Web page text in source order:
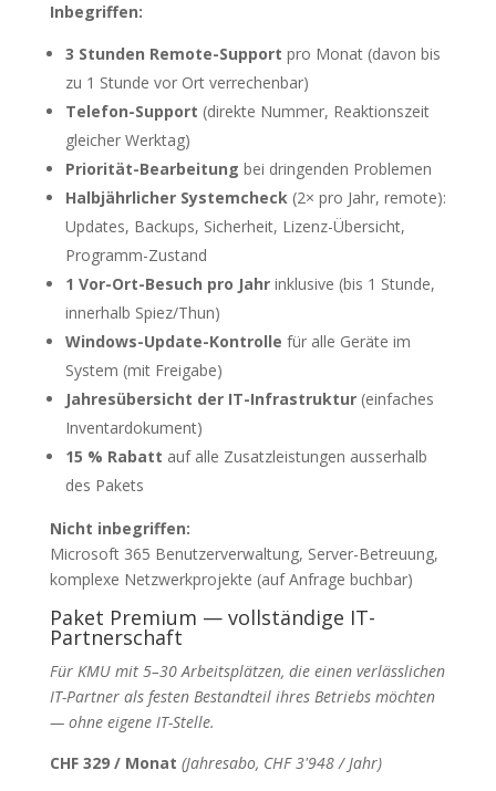
Inbegriffen:
3 Stunden Remote-Support pro Monat (davon bis
zu 1 Stunde vor Ort verrechenbar)
Telefon-Support (direkte Nummer, Reaktionszeit
gleicher Werktag)
Priorität-Bearbeitung bei dringenden Problemen
Halbjährlicher Systemcheck(2× pro Jahr, remote):
Updates, Backups, Sicherheit, Lizenz-Übersicht,
Programm-Zustand
1 Vor-Ort-Besuch pro Jahrinklusive (bis 1 Stunde,
innerhalb Spiez/Thun)
Windows-Update-Kontrolle für alle Geräte im
System (mit Freigabe)
Jahresübersicht der IT-Infrastruktur(einfaches
Inventardokument)
15 % Rabatt auf alle Zusatzleistungen ausserhalb
des Pakets
Nicht inbegriffen:
Microsoft 365 Benutzerverwaltung, Server-Betreuung,
komplexe Netzwerkprojekte (auf Anfrage buchbar)
Paket Premium — vollständige IT-
Partnerschaft
Für KMU mit 5–30 Arbeitsplätzen, die einen verlässlichen
IT-Partner als festen Bestandteil ihres Betriebs möchten
— ohne eigene IT-Stelle.
CHF 329 / Monat (Jahresabo, CHF 3'948 / Jahr)